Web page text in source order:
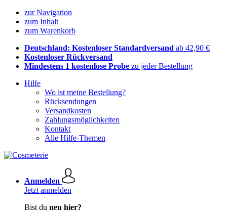
zur Navigation
zum Inhalt
zum Warenkorb
Deutschland: Kostenloser Standardversand ab 42,90 €
Kostenloser Rückversand
Mindestens 1 kostenlose Probe zu jeder Bestellung
Hilfe
Wo ist meine Bestellung?
Rücksendungen
Versandkosten
Zahlungsmöglichkeiten
Kontakt
Alle Hilfe-Themen
Anmelden
Jetzt anmelden
Bist du neu hier?